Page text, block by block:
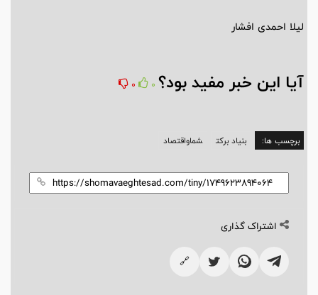
لیلا احمدی افشار
آیا این خبر مفید بود؟ 0
0
برچسب ها: بنیاد برکت شماواقتصاد
اشتراک گذاری
🔗